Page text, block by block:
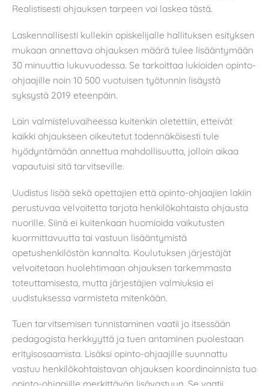
Realistisesti ohjauksen tarpeen voi laskea tästä.
Laskennallisesti kullekin opiskelijalle hallituksen esityksen
mukaan annettava ohjauksen määrä tulee lisääntymään
30 minuuttia lukuvuodessa. Se tarkoittaa lukioiden opinto-
ohjaajille noin 10 500 vuotuisen työtunnin lisäystä
syksystä 2019 eteenpäin.
Lain valmisteluvaiheessa kuitenkin oletettiin, etteivät
kaikki ohjaukseen oikeutetut todennäköisesti tule
hyödyntämään annettua mahdollisuutta, jolloin aikaa
vapautuisi sitä tarvitseville.
Uudistus lisää sekä opettajien että opinto-ohjaajien lakiin
perustuvaa velvoitetta tarjota henkilökohtaista ohjausta
nuorille. Siinä ei kuitenkaan huomioida vaikutusten
kuormittavuutta tai vastuun lisääntymistä
opetushenkilöstön kannalta. Koulutuksen järjestäjät
velvoitetaan huolehtimaan ohjauksen tarkemmasta
toteuttamisesta, mutta järjestäjien valmiuksia ei
uudistuksessa varmisteta mitenkään.
Tuen tarvitsemisen tunnistaminen vaatii jo itsessään
pedagogista herkkyyttä ja tuen antaminen puolestaan
erityisosaamista. Lisäksi opinto-ohjaajille suunnattu
vastuu henkilökohtaistavan ohjauksen koordinoinnista tuo